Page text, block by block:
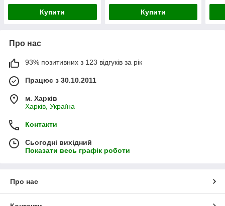
Купити Купити
Про нас
93% позитивних з 123 відгуків за рік
Працює з 30.10.2011
м. Харків
Харків, Україна
Контакти
Сьогодні вихідний
Показати весь графік роботи
Про нас